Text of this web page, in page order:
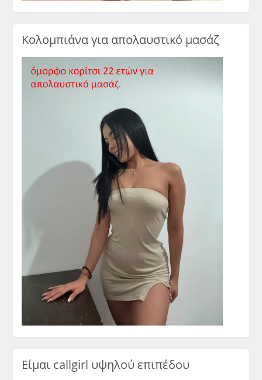
Κολομπιάνα για απολαυστικό μασάζ
Είμαι callgirl υψηλού επιπέδου